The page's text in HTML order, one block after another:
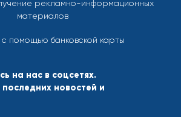
рекламно-информационных
материалов
помощью банковской карты
на нас в соцсетях.
последних новостей и